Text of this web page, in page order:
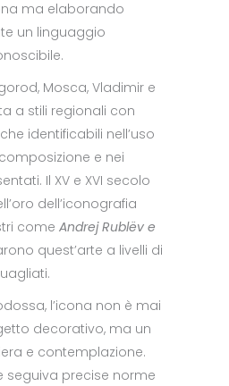
ma elaborando
un linguaggio
Mosca, Vladimir e
a stili regionali con
identificabili nell’uso
e nei
Il XV e XVI secolo
dell’iconografia
come Andrej Rublëv e
quest’arte a livelli di
l’icona non è mai
decorativo, ma un
e contemplazione.
seguiva precise norme